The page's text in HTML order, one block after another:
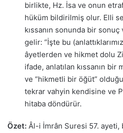
birlikte, Hz. İsa ve onun
hüküm bildirilmiş olur. Elli
kıssanın sonunda bir
gelir: “İşte bu
âyetlerden ve hikmet dolu
ifade, anlatılan kıssanın bir
ve “hikmetli bir öğüt”
tekrar vahyin kendisine ve
hitaba döndürür.
Özet: Âl-i İmrân Suresi 57.